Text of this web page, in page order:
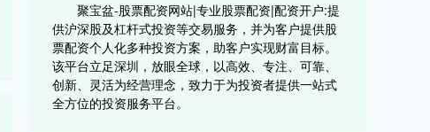
聚宝盆-股票配资网站|专业股票配资|配资开户:提
供沪深股及杠杆式投资等交易服务，并为客户提供股
票配资个人化多种投资方案，助客户实现财富目标。
该平台立足深圳，放眼全球，以高效、专注、可靠、
创新、灵活为经营理念，致力于为投资者提供一站式
全方位的投资服务平台。